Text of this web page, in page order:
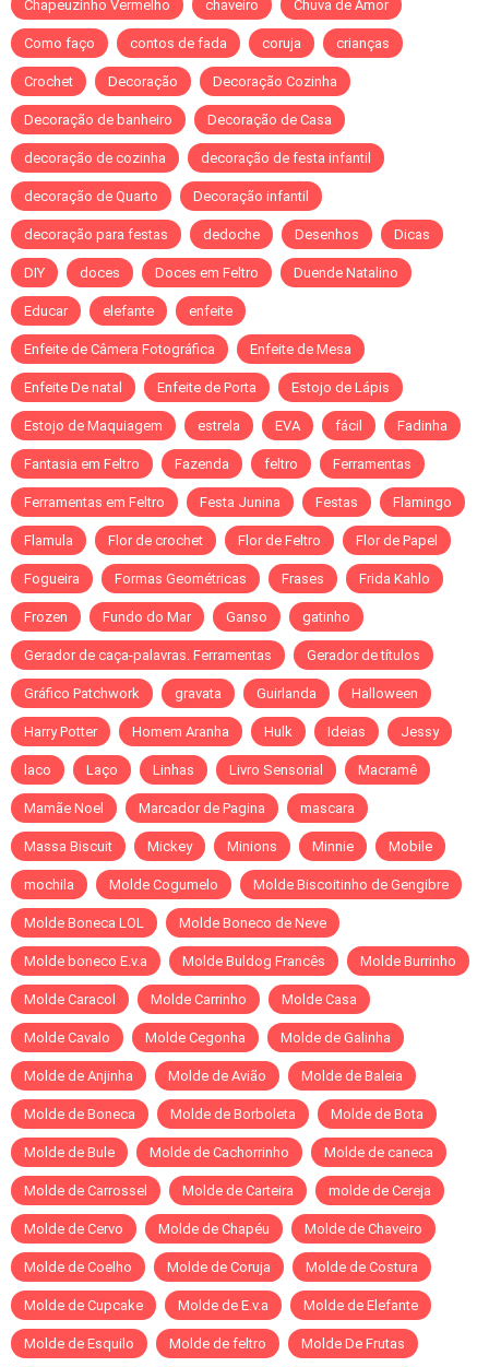
Chapeuzinho Vermelho chaveiro Chuva de Amor
Como faço contos de fada coruja crianças
Crochet Decoração Decoração Cozinha
Decoração de banheiro Decoração de Casa
decoração de cozinha decoração de festa infantil
decoração de Quarto Decoração infantil
decoração para festas dedoche Desenhos Dicas
DIY doces Doces em Feltro Duende Natalino
Educar elefante enfeite
Enfeite de Câmera Fotográfica Enfeite de Mesa
Enfeite De natal Enfeite de Porta Estojo de Lápis
Estojo de Maquiagem estrela EVA fácil Fadinha
Fantasia em Feltro Fazenda feltro Ferramentas
Ferramentas em Feltro Festa Junina Festas Flamingo
Flamula Flor de crochet Flor de Feltro Flor de Papel
Fogueira Formas Geométricas Frases Frida Kahlo
Frozen Fundo do Mar Ganso gatinho
Gerador de caça-palavras. Ferramentas Gerador de títulos
Gráfico Patchwork gravata Guirlanda Halloween
Harry Potter Homem Aranha Hulk Ideias Jessy
laco Laço Linhas Livro Sensorial Macramê
Mamãe Noel Marcador de Pagina mascara
Massa Biscuit Mickey Minions Minnie Mobile
mochila Molde Cogumelo Molde Biscoitinho de Gengibre
Molde Boneca LOL Molde Boneco de Neve
Molde boneco E.v.a Molde Buldog Francês Molde Burrinho
Molde Caracol Molde Carrinho Molde Casa
Molde Cavalo Molde Cegonha Molde de Galinha
Molde de Anjinha Molde de Avião Molde de Baleia
Molde de Boneca Molde de Borboleta Molde de Bota
Molde de Bule Molde de Cachorrinho Molde de caneca
Molde de Carrossel Molde de Carteira molde de Cereja
Molde de Cervo Molde de Chapéu Molde de Chaveiro
Molde de Coelho Molde de Coruja Molde de Costura
Molde de Cupcake Molde de E.v.a Molde de Elefante
Molde de Esquilo Molde de feltro Molde De Frutas